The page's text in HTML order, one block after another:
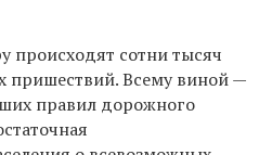
происходят сотни тысяч
пришествий. Всему виной —
правил дорожного